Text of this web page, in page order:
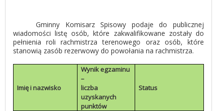
Gminny Komisarz Spisowy podaje do publicznej
wiadomości listę osób, które zakwalifikowane zostały do
pełnienia roli rachmistrza terenowego oraz osób, które
stanowią zasób rezerwowy do powołania na rachmistrza.
Imię i nazwisko
Wynik egzaminu
–
liczba
uzyskanych
punktów
Status